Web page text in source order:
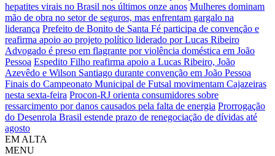
hepatites virais no Brasil nos últimos onze anos Mulheres dominam
mão de obra no setor de seguros, mas enfrentam gargalo na
liderança Prefeito de Bonito de Santa Fé participa de convenção e
reafirma apoio ao projeto político liderado por Lucas Ribeiro
Advogado é preso em flagrante por violência doméstica em João
Pessoa Espedito Filho reafirma apoio a Lucas Ribeiro, João
Azevêdo e Wilson Santiago durante convenção em João Pessoa
Finais do Campeonato Municipal de Futsal movimentam Cajazeiras
nesta sexta-feira Procon-RJ orienta consumidores sobre
ressarcimento por danos causados pela falta de energia Prorrogação
do Desenrola Brasil estende prazo de renegociação de dívidas até
agosto
EM ALTA
MENU